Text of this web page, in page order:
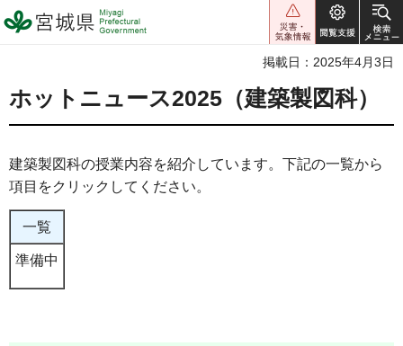
宮城県 Miyagi Prefectural
Government
掲載日：2025年4月3日
ホットニュース2025（建築製図科）
建築製図科の授業内容を紹介しています。下記の一覧から
項目をクリックしてください。
一覧
準備中